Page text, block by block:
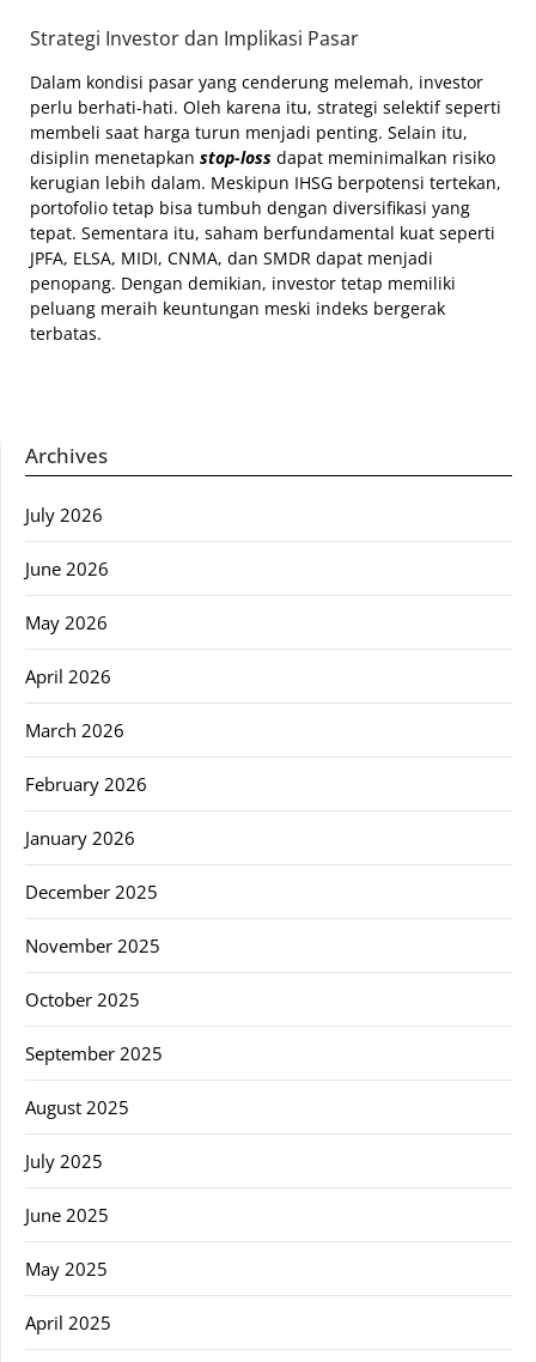
Strategi Investor dan Implikasi Pasar
Dalam kondisi pasar yang cenderung melemah, investor
perlu berhati-hati. Oleh karena itu, strategi selektif seperti
membeli saat harga turun menjadi penting. Selain itu,
disiplin menetapkan stop-loss dapat meminimalkan risiko
kerugian lebih dalam. Meskipun IHSG berpotensi tertekan,
portofolio tetap bisa tumbuh dengan diversifikasi yang
tepat. Sementara itu, saham berfundamental kuat seperti
JPFA, ELSA, MIDI, CNMA, dan SMDR dapat menjadi
penopang. Dengan demikian, investor tetap memiliki
peluang meraih keuntungan meski indeks bergerak
terbatas.
Archives
July 2026
June 2026
May 2026
April 2026
March 2026
February 2026
January 2026
December 2025
November 2025
October 2025
September 2025
August 2025
July 2025
June 2025
May 2025
April 2025